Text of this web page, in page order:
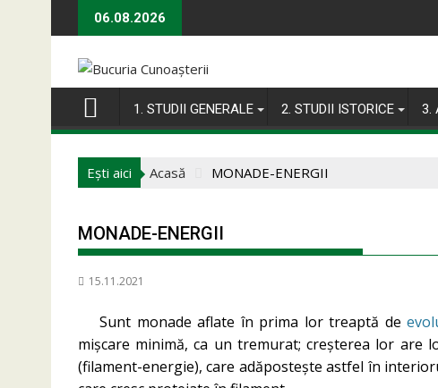
to
06.08.2026
1. STUDII GENERALE 2. STUDII ISTORICE 3.
Ești aici Acasă MONADE-ENERGII
MONADE-ENERGII
15.11.2021
Sunt monade aflate în prima lor treaptă de
mișcare minimă, ca un tremurat; creșterea lor are
(filament-energie), care adăpostește astfel în